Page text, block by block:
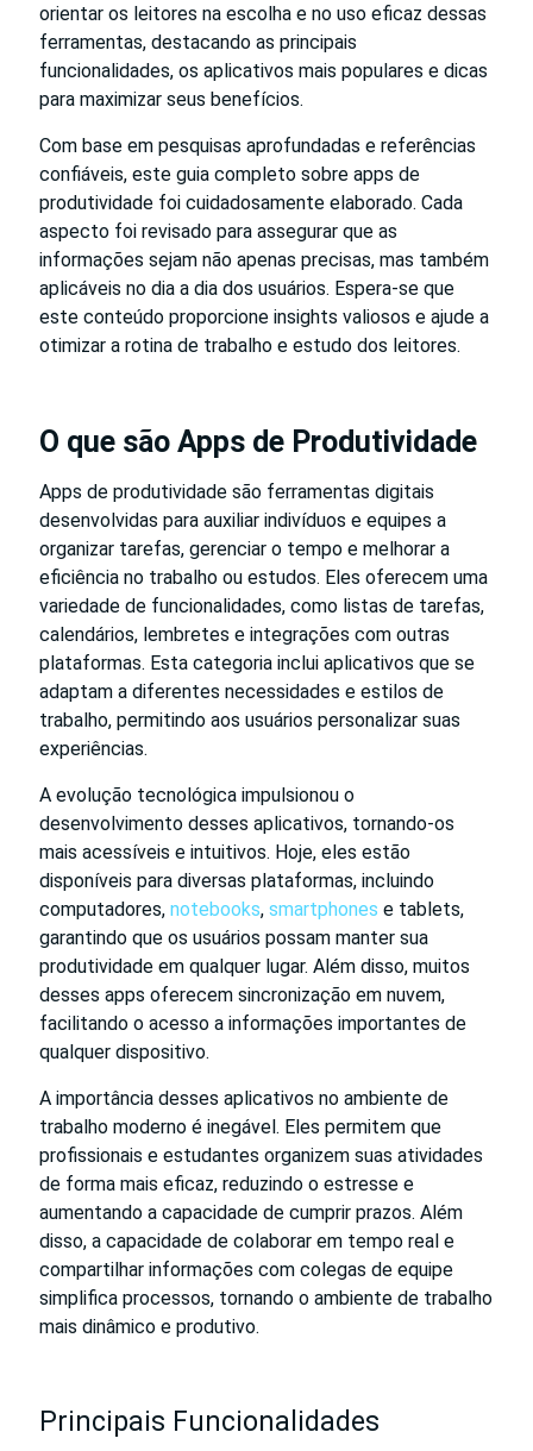
orientar os leitores na escolha e no uso eficaz dessas
ferramentas, destacando as principais
funcionalidades, os aplicativos mais populares e dicas
para maximizar seus benefícios.
Com base em pesquisas aprofundadas e referências
confiáveis, este guia completo sobre apps de
produtividade foi cuidadosamente elaborado. Cada
aspecto foi revisado para assegurar que as
informações sejam não apenas precisas, mas também
aplicáveis no dia a dia dos usuários. Espera-se que
este conteúdo proporcione insights valiosos e ajude a
otimizar a rotina de trabalho e estudo dos leitores.
O que são Apps de Produtividade
Apps de produtividade são ferramentas digitais
desenvolvidas para auxiliar indivíduos e equipes a
organizar tarefas, gerenciar o tempo e melhorar a
eficiência no trabalho ou estudos. Eles oferecem uma
variedade de funcionalidades, como listas de tarefas,
calendários, lembretes e integrações com outras
plataformas. Esta categoria inclui aplicativos que se
adaptam a diferentes necessidades e estilos de
trabalho, permitindo aos usuários personalizar suas
experiências.
A evolução tecnológica impulsionou o
desenvolvimento desses aplicativos, tornando-os
mais acessíveis e intuitivos. Hoje, eles estão
disponíveis para diversas plataformas, incluindo
computadores, notebooks, smartphones e tablets,
garantindo que os usuários possam manter sua
produtividade em qualquer lugar. Além disso, muitos
desses apps oferecem sincronização em nuvem,
facilitando o acesso a informações importantes de
qualquer dispositivo.
A importância desses aplicativos no ambiente de
trabalho moderno é inegável. Eles permitem que
profissionais e estudantes organizem suas atividades
de forma mais eficaz, reduzindo o estresse e
aumentando a capacidade de cumprir prazos. Além
disso, a capacidade de colaborar em tempo real e
compartilhar informações com colegas de equipe
simplifica processos, tornando o ambiente de trabalho
mais dinâmico e produtivo.
Principais Funcionalidades